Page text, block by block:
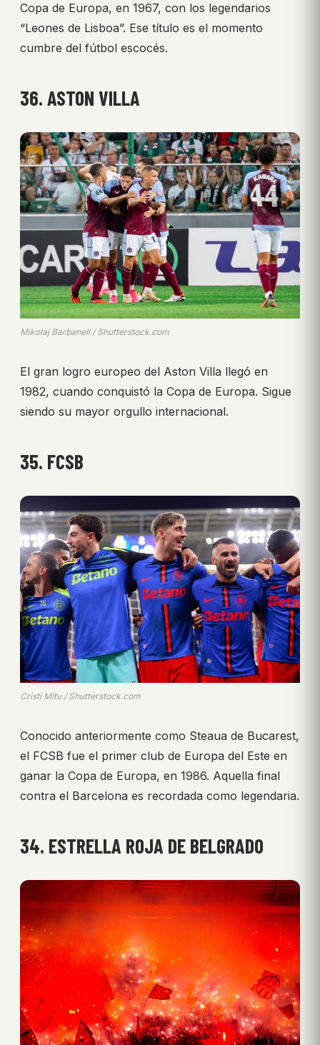
Copa de Europa, en 1967, con los legendarios
“Leones de Lisboa”. Ese título es el momento
cumbre del fútbol escocés.
36. ASTON VILLA
Mikolaj Barbanell / Shutterstock.com
El gran logro europeo del Aston Villa llegó en
1982, cuando conquistó la Copa de Europa. Sigue
siendo su mayor orgullo internacional.
35. FCSB
Cristi Mitu / Shutterstock.com
Conocido anteriormente como Steaua de Bucarest,
el FCSB fue el primer club de Europa del Este en
ganar la Copa de Europa, en 1986. Aquella final
contra el Barcelona es recordada como legendaria.
34. ESTRELLA ROJA DE BELGRADO